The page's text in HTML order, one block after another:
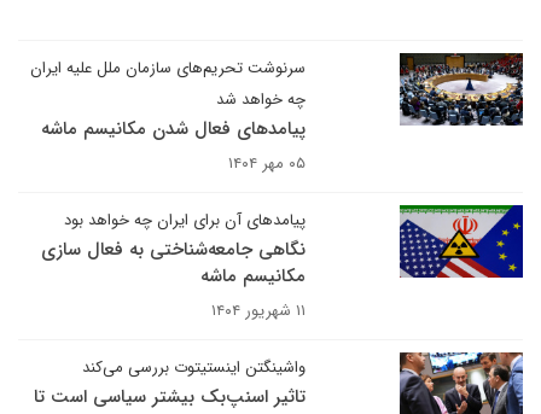
سرنوشت تحریم‌های سازمان ملل علیه ایران
چه خواهد شد
پیامدهای فعال شدن مکانیسم ماشه
۰۵ مهر ۱۴۰۴
پیامدهای آن برای ایران چه خواهد بود
نگاهی جامعه‌شناختی به فعال سازی
مکانیسم ماشه
۱۱ شهریور ۱۴۰۴
واشینگتن اینستیتوت بررسی می‌کند
تاثیر اسنپ‌بک بیشتر سیاسی است تا